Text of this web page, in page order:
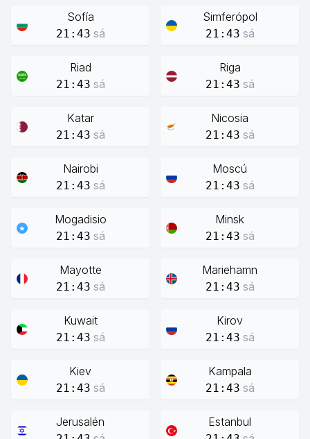
Sofía
21:43 sá
Simferópol
21:43 sá
Riad
21:43 sá
Riga
21:43 sá
Katar
21:43 sá
Nicosia
21:43 sá
Nairobi
21:43 sá
Moscú
21:43 sá
Mogadisio
21:43 sá
Minsk
21:43 sá
Mayotte
21:43 sá
Mariehamn
21:43 sá
Kuwait
21:43 sá
Kirov
21:43 sá
Kiev
21:43 sá
Kampala
21:43 sá
Jerusalén Estanbul